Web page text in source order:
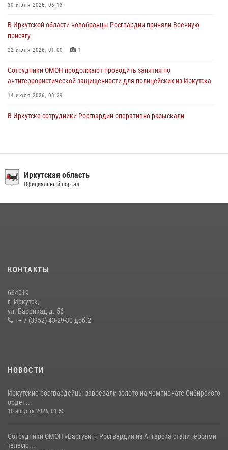
сердца к сердцу» (видео)
31 июля 2026, 04:37
30 июля 2026, 06:13
В Иркутской области новобранцы Росгвардии приняли Военную
присягу
22 июля 2026, 01:00 1
Сотрудники ОМОН продолжают проводить занятия по
антитеррористической защищенности для полицейских из Иркутска
14 июля 2026, 08:29
В Иркутске сотрудники Росгвардии оперативно разыскали
преступной группы, организовавшей бизнес по оказанию интим-
услуг
поступления на службу в Росгвардию
Сотрудники СОБР «Байкал» Росгвардии отработали ликвидацию
условных диверсионных групп в различных условиях местности
Иркутская область
Официальный портал
КОНТАКТЫ
664019
г. Иркутск,
ул. Баррикад д. 56
+ 7 (3952) 43-29-30 доб.2
НОВОСТИ
Иркутские росгвардейцы завоевали золото на чемпионате Сибирского
орден...
10 августа 2026, 01:53
Сотрудники ОМОН «Баргузин» Росгвардии из Ангарска стали героями
телесю...